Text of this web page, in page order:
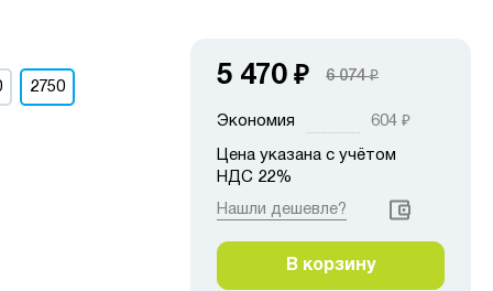
2750 5 470 ₽ 6 074₽
Экономия 604 ₽
Цена указана с учётом
НДС 22%
Нашли дешевле?
В корзину